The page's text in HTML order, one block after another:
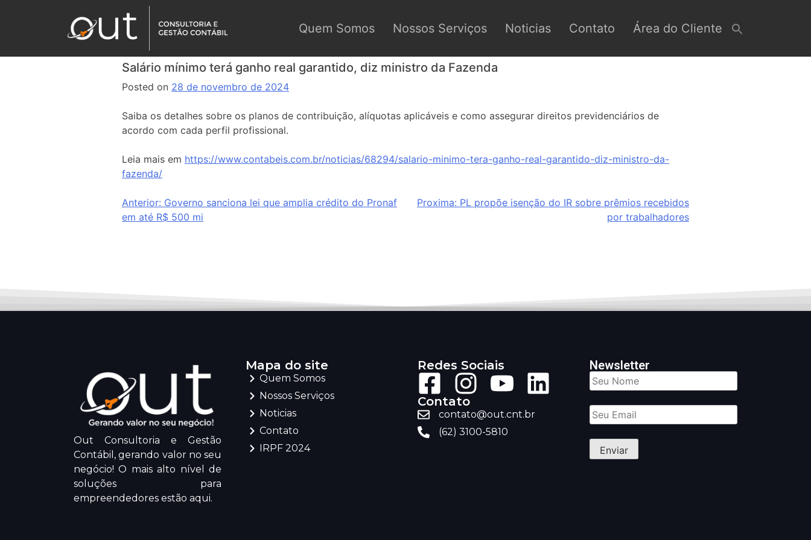
Quem Somos Nossos Serviços Noticias Contato Área do Cliente
Salário mínimo terá ganho real garantido, diz ministro da Fazenda
Posted on 28 de novembro de 2024
Saiba os detalhes sobre os planos de contribuição, alíquotas aplicáveis e como assegurar direitos previdenciários de
acordo com cada perfil profissional.
Leia mais em https://www.contabeis.com.br/noticias/68294/salario-minimo-tera-ganho-real-garantido-diz-ministro-da-
fazenda/
Anterior: Governo sanciona lei que amplia crédito do Pronaf
em até R$ 500 mi
Proxima: PL propõe isenção do IR sobre prêmios recebidos
por trabalhadores
Out Consultoria e Gestão
Contábil, gerando valor no seu
negócio! O mais alto nível de
soluções para
empreendedores estão aqui.
Mapa do site
Quem Somos
Nossos Serviços
Noticias
Contato
IRPF 2024
Redes Sociais
Contato
contato@out.cnt.br
(62) 3100-5810
Newsletter